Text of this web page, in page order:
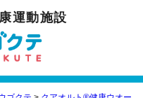
運動施設